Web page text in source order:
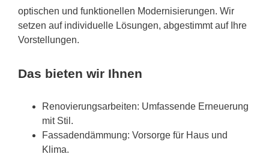
optischen und funktionellen Modernisierungen. Wir
setzen auf individuelle Lösungen, abgestimmt auf Ihre
Vorstellungen.
Das bieten wir Ihnen
Renovierungsarbeiten: Umfassende Erneuerung
mit Stil.
Fassadendämmung: Vorsorge für Haus und
Klima.